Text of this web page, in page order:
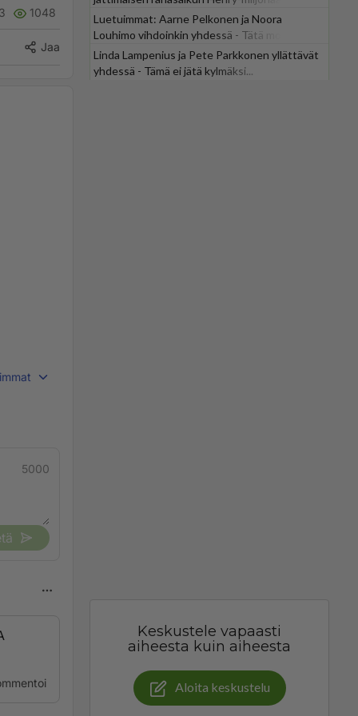
3 1048
Jaa
5000
Luetuimmat: Aarne Pelkonen ja Noora
Louhimo vihdoinkin yhdessä - Tätä moni jo
odotti
Linda Lampenius ja Pete Parkkonen yllättävät
yhdessä - Tämä ei jätä kylmäksi...
Keskustele vapaasti
aiheesta kuin aiheesta
Aloita keskustelu